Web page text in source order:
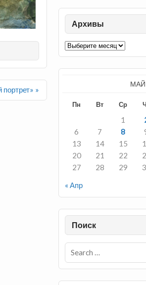
»
Архивы
Архивы
МАЙ
Пн Вт Ср
« Апр
1
6
7 8
13
14 15
20
21 22
27
28 29
Поиск